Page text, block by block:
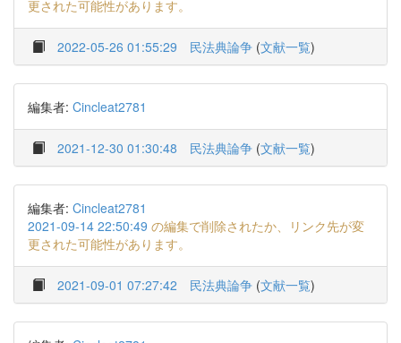
更された可能性があります。
2022-05-26 01:55:29 民法典論争 (文献一覧)
編集者: Cincleat2781
2021-12-30 01:30:48 民法典論争 (文献一覧)
編集者: Cincleat2781
2021-09-14 22:50:49 の編集で削除されたか、リンク先が変
更された可能性があります。
2021-09-01 07:27:42 民法典論争 (文献一覧)